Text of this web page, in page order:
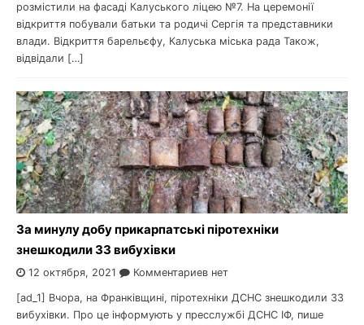
розмістили на фасаді Калуського ліцею №7. На церемонії
відкриття побували батьки та родичі Сергія та представники
влади. Відкриття барельєфу, Калуська міська рада Також,
відвідали […]
За минулу добу прикарпатські піротехніки
знешкодили 33 вибухівки
12 октября, 2021 Комментариев нет
[ad_1] Вчора, на Франківщині, піротехніки ДСНС знешкодили 33
вибухівки. Про це інформують у пресслужбі ДСНС ІФ, пише